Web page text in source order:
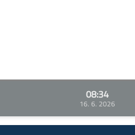
08:34
16. 6. 2026